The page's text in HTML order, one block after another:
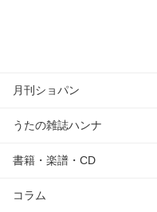
月刊ショパン
うたの雑誌ハンナ
書籍・楽譜・CD
コラム